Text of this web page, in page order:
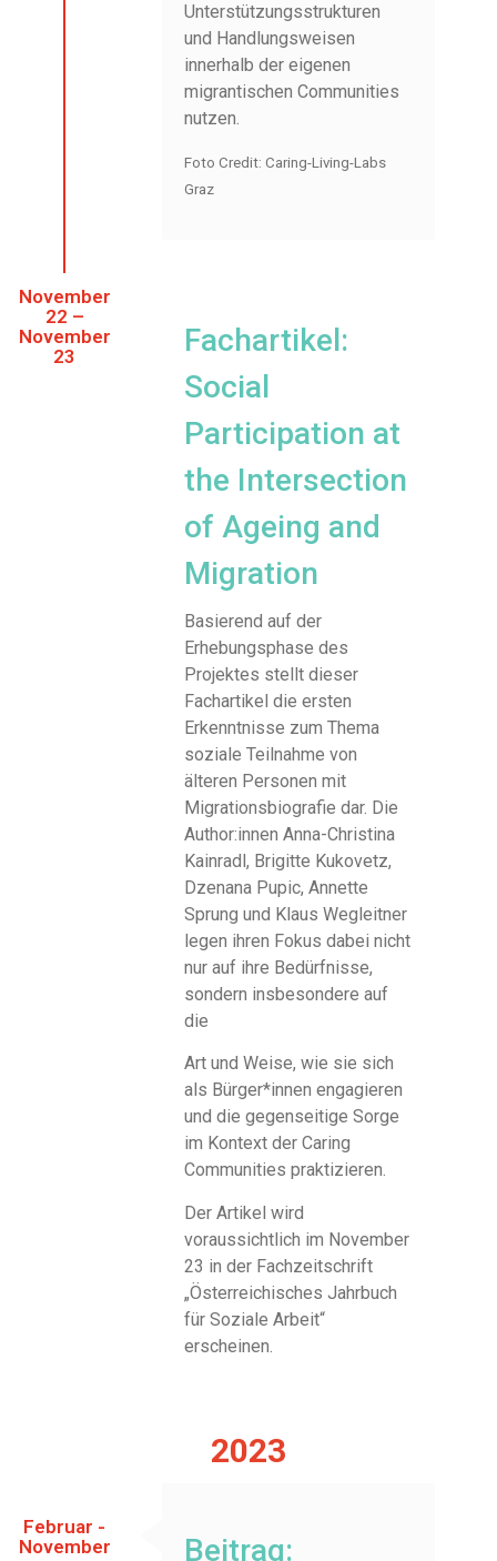
Unterstützungsstrukturen
und Handlungsweisen
innerhalb der eigenen
migrantischen Communities
nutzen.
Foto Credit: Caring-Living-Labs
Graz
Fachartikel:
Social
Participation at
the Intersection
of Ageing and
Migration
Basierend auf der
Erhebungsphase des
Projektes stellt dieser
Fachartikel die ersten
Erkenntnisse zum Thema
soziale Teilnahme von
älteren Personen mit
Migrationsbiografie dar. Die
Author:innen Anna-Christina
Kainradl, Brigitte Kukovetz,
Dzenana Pupic, Annette
Sprung und Klaus Wegleitner
legen ihren Fokus dabei nicht
nur auf ihre Bedürfnisse,
sondern insbesondere auf
die
Art und Weise, wie sie sich
als Bürger*innen engagieren
und die gegenseitige Sorge
im Kontext der Caring
Communities praktizieren.
Der Artikel wird
voraussichtlich im November
23 in der Fachzeitschrift
„Österreichisches Jahrbuch
für Soziale Arbeit“
erscheinen.
November
22 –
November
23
2023
Beitrag:
Februar -
November